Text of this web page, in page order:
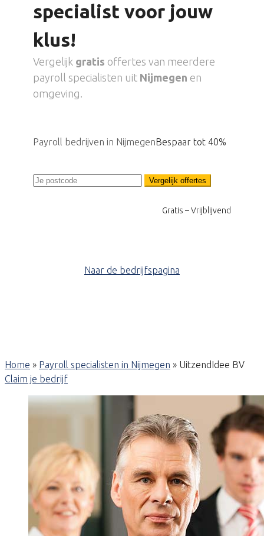
specialist voor jouw
klus!
Vergelijk gratis offertes van meerdere
payroll specialisten uit Nijmegen en
omgeving.
Payroll bedrijven in NijmegenBespaar tot 40%
Vergelijk offertes
Gratis – Vrijblijvend
Naar de bedrijfspagina
Home » Payroll specialisten in Nijmegen » UitzendIdee BV
Claim je bedrijf